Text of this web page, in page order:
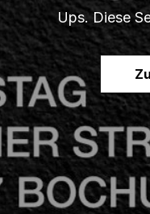
Ups. Diese